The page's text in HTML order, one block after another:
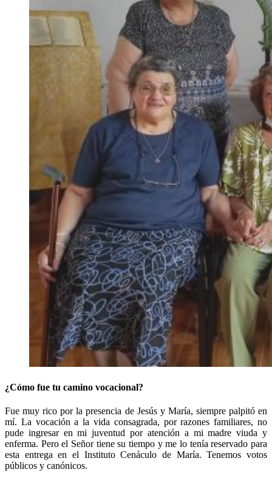
¿Cómo fue tu camino vocacional?
Fue muy rico por la presencia de Jesús y María, siempre palpitó en
mí. La vocación a la vida consagrada, por razones familiares, no
pude ingresar en mi juventud por atención a mi madre viuda y
enferma. Pero el Señor tiene su tiempo y me lo tenía reservado para
esta entrega en el Instituto Cenáculo de María. Tenemos votos
públicos y canónicos.